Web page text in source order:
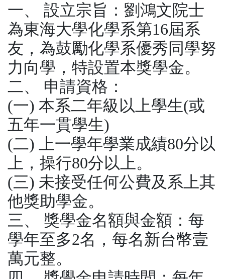
一、 設立宗旨：劉鴻文院士
為東海大學化學系第16屆系
友，為鼓勵化學系優秀同學努
力向學，特設置本獎學金。
二、 申請資格：
(一) 本系二年級以上學生(或
五年一貫學生)
(二) 上一學年學業成績80分以
上，操行80分以上。
(三) 未接受任何公費及系上其
他獎助學金。
三、 獎學金名額與金額：每
學年至多2名，每名新台幣壹
萬元整。